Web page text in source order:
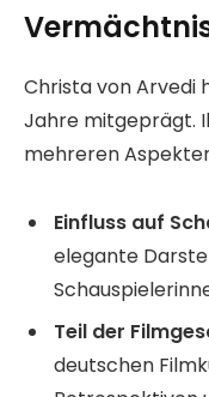
Christa von Arvedi
Jahre mitgeprägt.
mehreren
Einfluss auf
elegante
Teil der
deutschen